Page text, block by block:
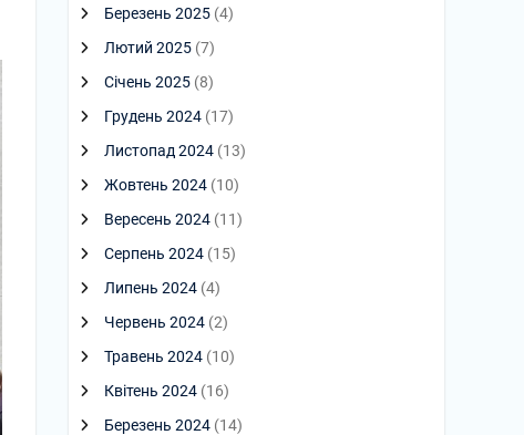
Березень 2025 (4)
Лютий 2025 (7)
Січень 2025 (8)
Грудень 2024 (17)
Листопад 2024 (13)
Жовтень 2024 (10)
Вересень 2024 (11)
Серпень 2024 (15)
Липень 2024 (4)
Червень 2024 (2)
Травень 2024 (10)
Квітень 2024 (16)
Березень 2024 (14)